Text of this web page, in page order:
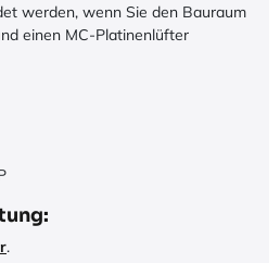
werden, wenn Sie den Bauraum
einen MC-Platinenlüfter
.